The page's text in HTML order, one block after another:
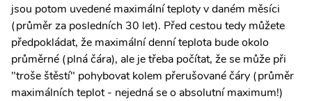
jsou potom uvedené maximální teploty v daném měsíci
(průměr za posledních 30 let). Před cestou tedy můžete
předpokládat, že maximální denní teplota bude okolo
průměrné (plná čára), ale je třeba počítat, že se může při
"troše štěstí" pohybovat kolem přerušované čáry (průměr
maximálních teplot - nejedná se o absolutní maximum!)